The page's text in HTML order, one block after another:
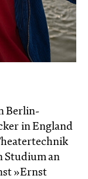
Berlin-
in England
Studium an
»Ernst